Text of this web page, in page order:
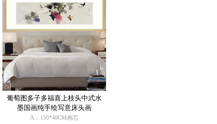
葡萄图多子多福喜上枝头中式水
墨国画纯手绘写意床头画
A：150*40CM画芯